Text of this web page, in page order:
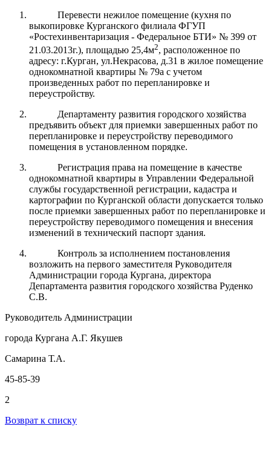
Перевести нежилое помещение (кухня по
выкопировке Курганского филиала ФГУП
«Ростехинвентаризация - Федеральное БТИ» № 399 от
21.03.2013г.), площадью 25,4м2, расположенное по
адресу: г.Курган, ул.Некрасова, д.31 в жилое помещение
однокомнатной квартиры № 79а с учетом
произведенных работ по перепланировке и
переустройству.
Департаменту развития городского хозяйства
предъявить объект для приемки завершенных работ по
перепланировке и переустройству переводимого
помещения в установленном порядке.
Регистрация права на помещение в качестве
однокомнатной квартиры в Управлении Федеральной
службы государственной регистрации, кадастра и
картографии по Курганской области допускается только
после приемки завершенных работ по перепланировке и
переустройству переводимого помещения и внесения
изменений в технический паспорт здания.
Контроль за исполнением постановления
возложить на первого заместителя Руководителя
Администрации города Кургана, директора
Департамента развития городского хозяйства Руденко
С.В.
Руководитель Администрации
города Кургана А.Г. Якушев
Самарина Т.А.
45-85-39
2
Возврат к списку